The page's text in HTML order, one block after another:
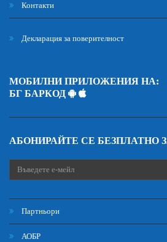
Контакти
Декларация за поверителност
МОБИЛНИ ПРИЛОЖЕНИЯ НА:
БГ БАРКОД
АБОНИРАЙТЕ СЕ БЕЗПЛАТНО
Партньори
АОБР